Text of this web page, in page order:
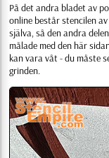
På det andra bladet av
online består stencilen
själva, så den andra
målade med den här
kan vara våt - du måste
grinden.